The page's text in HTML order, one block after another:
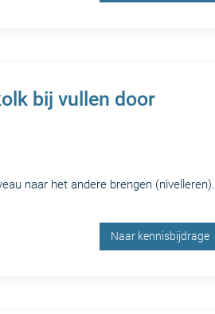
bij vullen door
naar het andere brengen (nivelleren).
Naar kennisbijdrage